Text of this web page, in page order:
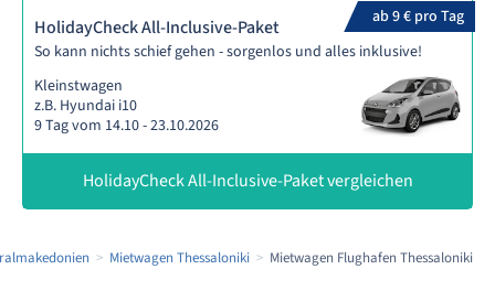
ab 9 € pro Tag
HolidayCheck All-Inclusive-Paket
So kann nichts schief gehen - sorgenlos und alles inklusive!
Kleinstwagen
z.B. Hyundai i10
9 Tag vom 14.10 - 23.10.2026
HolidayCheck All-Inclusive-Paket vergleichen
Mietwagen Thessaloniki Mietwagen Flughafen Thessaloniki